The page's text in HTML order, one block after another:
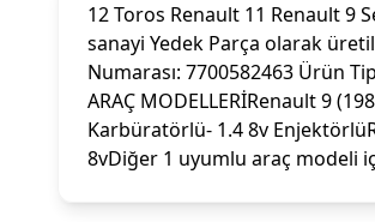
12 Toros Renault 11 Renault 9
sanayi Yedek Parça olarak
Numarası: 7700582463 Ürün
ARAÇ MODELLERİRenault 9
Karbüratörlü- 1.4 8v
8vDiğer 1 uyumlu araç modeli